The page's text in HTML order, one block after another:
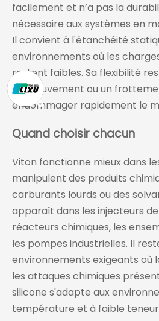
facilement et n’a pas la
nécessaire aux systèmes en
Il convient à l'étanchéité
environnements où les
restent faibles. Sa flexibilité
un mouvement ou un
endommager rapidement le
Quand choisir chacun
Viton fonctionne mieux dans
manipulent des produits
carburants lourds ou des
apparaît dans les injecteurs
réacteurs chimiques, les
les pompes industrielles. Il
environnements exigeants où
les attaques chimiques
silicone s'adapte aux
température et à faible